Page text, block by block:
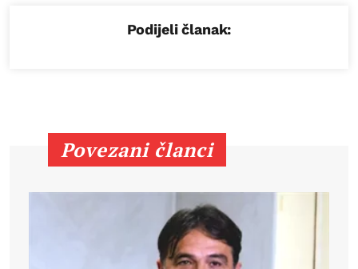
Podijeli članak:
Povezani članci